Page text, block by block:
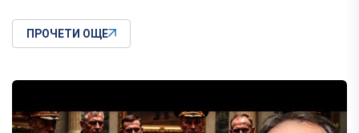
ПРОЧЕТИ ОЩЕ